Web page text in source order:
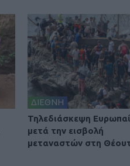
ΔΙΕΘΝΗ
Τηλεδιάσκεψη
μετά την εισβολή
μεταναστών στη